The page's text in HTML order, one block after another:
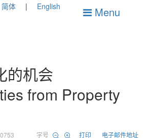
简体 English Menu
的机会
from Property
字号 打印 电子邮件地址